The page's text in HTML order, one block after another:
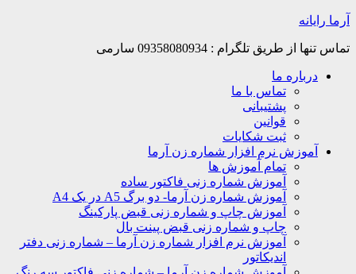
Skip
content
آرما رایانه
تماس تنها از طریق تلگرام : 09358080934 سارمی
درباره ما
تماس با ما
پشتیبانی
قوانین
ثبت شکایات
آموزش نرم افزار شماره زن آرما
تمام آموزش ها
آموزش شماره زنی فاکتور ساده
آموزش شماره زن آرما- دو برگ A5 در یک A4
آموزش چاپ و شماره زنی قبض پارکینگ
چاپ و شماره زنی قبض پینت بال
آموزش نرم افزار شماره زن آرما – شماره زنی دفتر
اندیکاتور